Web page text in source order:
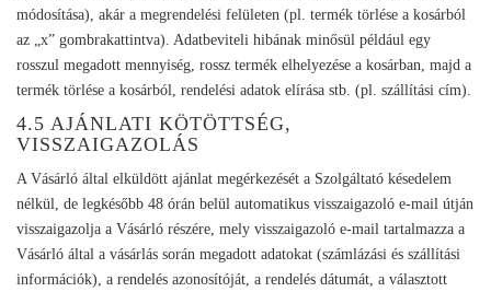
módosítása), akár a megrendelési felületen (pl. termék törlése a kosárból
az „x” gombrakattintva). Adatbeviteli hibának minősül például egy
rosszul megadott mennyiség, rossz termék elhelyezése a kosárban, majd a
termék törlése a kosárból, rendelési adatok elírása stb. (pl. szállítási cím).
4.5 AJÁNLATI KÖTÖTTSÉG,
VISSZAIGAZOLÁS
A Vásárló által elküldött ajánlat megérkezését a Szolgáltató késedelem
nélkül, de legkésőbb 48 órán belül automatikus visszaigazoló e-mail útján
visszaigazolja a Vásárló részére, mely visszaigazoló e-mail tartalmazza a
Vásárló által a vásárlás során megadott adatokat (számlázási és szállítási
információk), a rendelés azonosítóját, a rendelés dátumát, a választott